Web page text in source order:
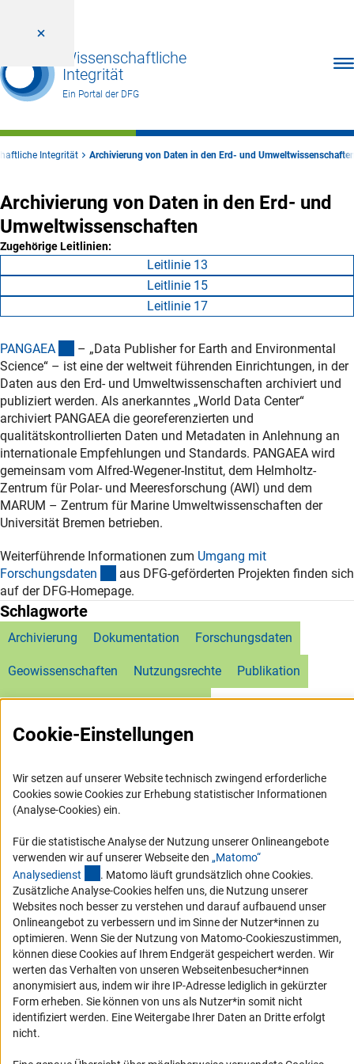
Wissenschaftliche
Integrität
Ein Portal der DFG
Integrität Archivierung von Daten in den Erd- und
Archivierung von Daten in den Erd- und
Umweltwissenschaften
Zugehörige Leitlinien:
Leitlinie 13
Leitlinie 15
Leitlinie 17
PANGAEA (externer Link)
– „Data Publisher for Earth and Environmental
Science“ – ist eine der weltweit führenden Einrichtungen, in der
Daten aus den Erd- und Umweltwissenschaften archiviert und
publiziert werden. Als anerkanntes „World Data Center“
archiviert PANGAEA die georeferenzierten und
qualitätskontrollierten Daten und Metadaten in Anlehnung an
internationale Empfehlungen und Standards. PANGAEA wird
gemeinsam vom Alfred-Wegener-Institut, dem Helmholtz-
Zentrum für Polar- und Meeresforschung (AWI) und dem
MARUM – Zentrum für Marine Umweltwissenschaften der
Universität Bremen betrieben.
Weiterführende Informationen zum Umgang mit
Forschungsdaten (externer Link)
aus DFG-geförderten Projekten finden sich
auf der DFG-Homepage.
Schlagworte
Archivierung Dokumentation Forschungsdaten
Geowissenschaften Nutzungsrechte Publikation
Qualitätssicherung Repositorium
Service
Barrierefreiheit
Erklärung zur Barrierefreiheit
Barriere melden
Links
Zum Download des Kodex
DFG-Website
Cookie-Einstellungen
Wir setzen auf unserer Website technisch zwingend erforderliche
Cookies sowie Cookies zur Erhebung statistischer Informationen
(Analyse-Cookies) ein.
Für die statistische Analyse der Nutzung unserer Onlineangebote
verwenden wir auf unserer Webseite den „Matomo“
Analysedienst (externer Link)
. Matomo läuft grundsätzlich ohne Cookies.
Zusätzliche Analyse-Cookies helfen uns, die Nutzung unserer
Websites noch besser zu verstehen und darauf aufbauend unser
Onlineangebot zu verbessern und im Sinne der Nutzer*innen zu
optimieren. Wenn Sie der Nutzung von Matomo-Cookieszustimmen,
können diese Cookies auf Ihrem Endgerät gespeichert werden. Wir
werten das Verhalten von unseren Webseitenbesucher*innen
anonymisiert aus, indem wir ihre IP-Adresse lediglich in gekürzter
Form erheben. Sie können von uns als Nutzer*in somit nicht
identifiziert werden. Eine Weitergabe Ihrer Daten an Dritte erfolgt
nicht.